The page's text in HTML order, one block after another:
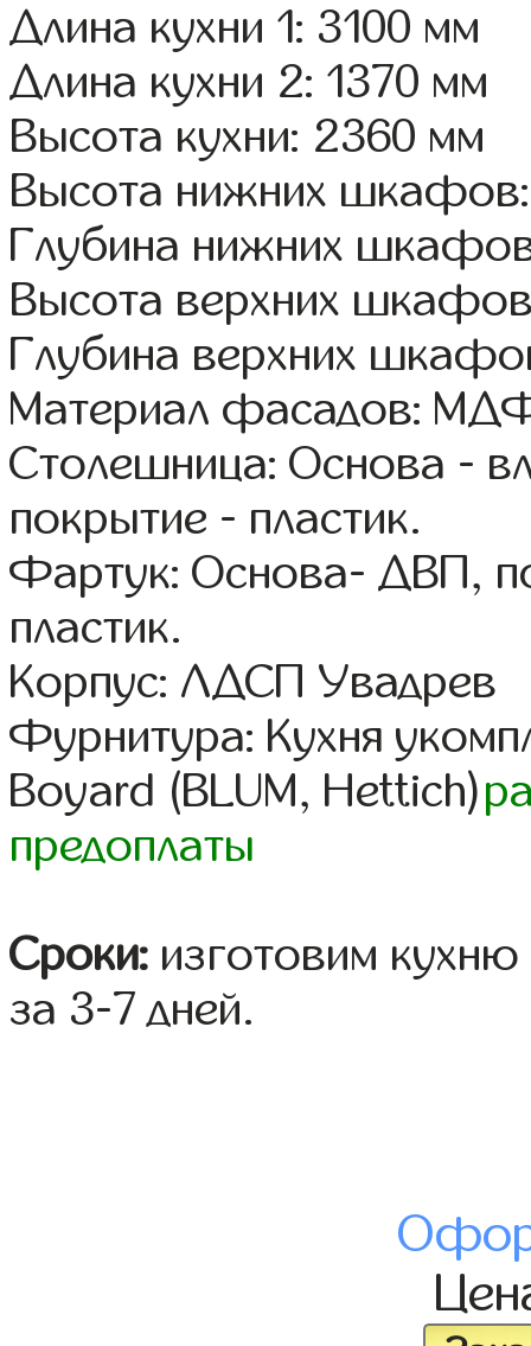
Длина кухни 1: 3100 мм
Длина кухни 2: 1370 мм
Высота кухни: 2360 мм
Высота нижних
Глубина нижних
Высота верхних
Глубина верхних
Материал фасадов:
Столешница: Основа -
покрытие - пластик.
Фартук: Основа- ДВП,
пластик.
Корпус: ЛДСП Увадрев
Фурнитура: Кухня
Boyard (BLUM, Hettich)
предоплаты
Сроки: изготовим
за 3-7 дней.